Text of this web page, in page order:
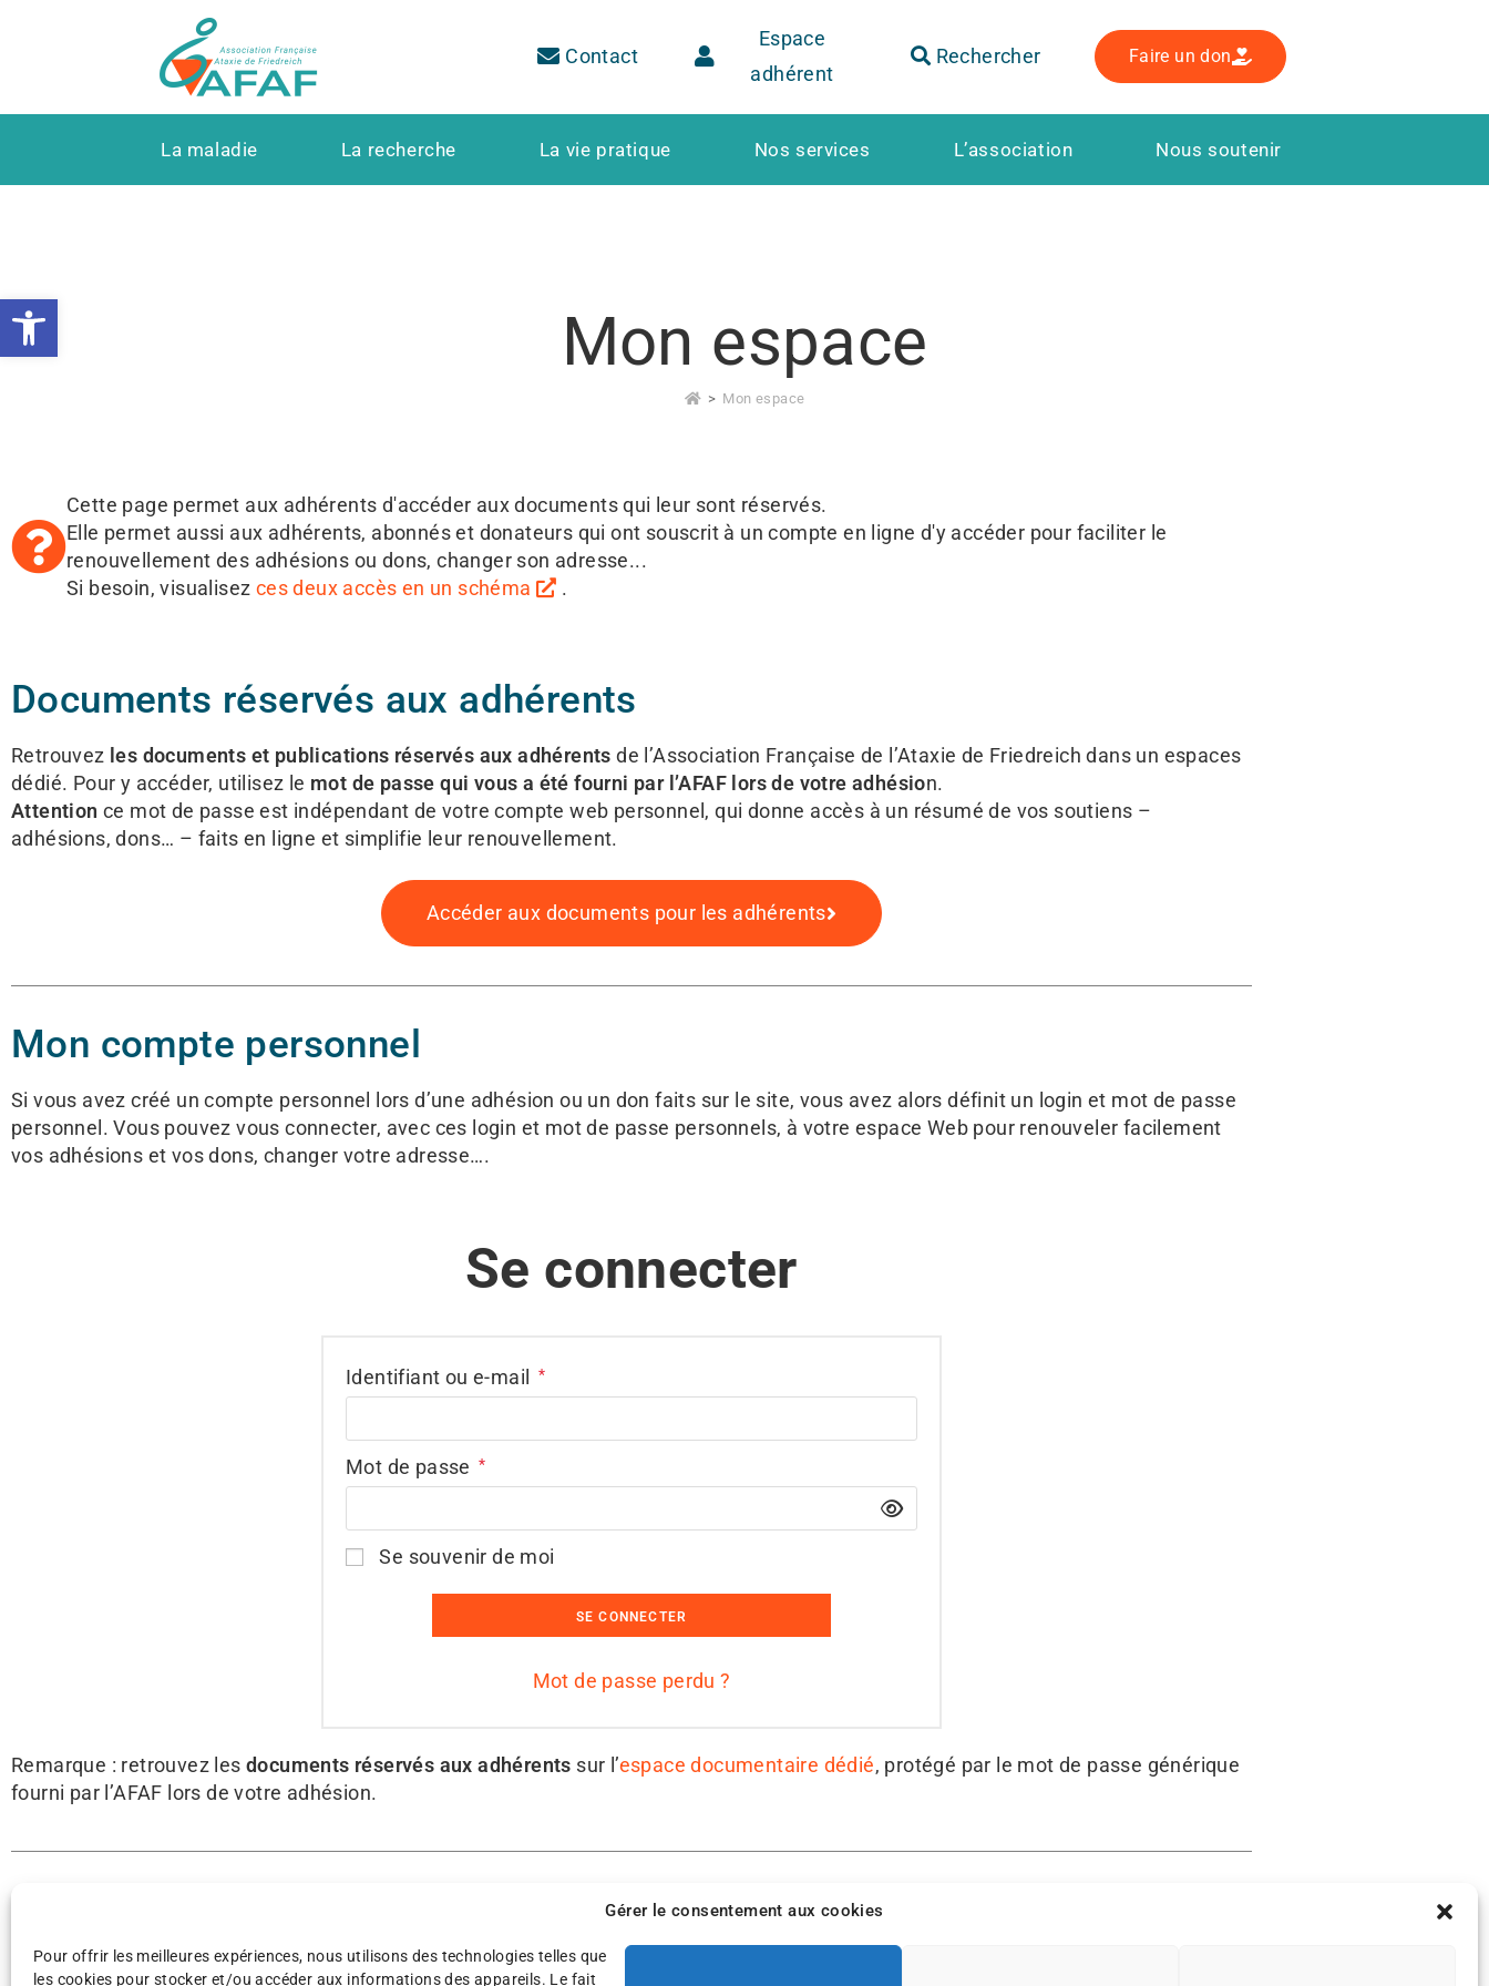
Ouvrir la barre d’outils
Gérer le consentement aux cookies
Pour offrir les meilleures expériences, nous utilisons des technologies telles que
les cookies pour stocker et/ou accéder aux informations des appareils. Le fait
Contact
Espace
adhérent
Rechercher Faire un don
La maladie La recherche La vie pratique Nos services L’association Nous soutenir
Mon espace
> Mon espace
Cette page permet aux adhérents d'accéder aux documents qui leur sont réservés.
Elle permet aussi aux adhérents, abonnés et donateurs qui ont souscrit à un compte en ligne d'y accéder pour faciliter le
renouvellement des adhésions ou dons, changer son adresse...
Si besoin, visualisez ces deux accès en un schéma .
Documents réservés aux adhérents
Retrouvez les documents et publications réservés aux adhérents de l’Association Française de l’Ataxie de Friedreich dans un espaces
dédié. Pour y accéder, utilisez le mot de passe qui vous a été fourni par l’AFAF lors de votre adhésion.
Attention ce mot de passe est indépendant de votre compte web personnel, qui donne accès à un résumé de vos soutiens –
adhésions, dons… – faits en ligne et simplifie leur renouvellement.
Accéder aux documents pour les adhérents
Mon compte personnel
Si vous avez créé un compte personnel lors d’une adhésion ou un don faits sur le site, vous avez alors définit un login et mot de passe
personnel. Vous pouvez vous connecter, avec ces login et mot de passe personnels, à votre espace Web pour renouveler facilement
vos adhésions et vos dons, changer votre adresse….
Se connecter
Identifiant ou e-mail *
Mot de passe *
A
i
v
:
Se souvenir de moi
SE CONNECTER
Mot de passe perdu ?
Remarque : retrouvez les documents réservés aux adhérents sur l’espace documentaire dédié, protégé par le mot de passe générique
fourni par l’AFAF lors de votre adhésion.
Envie de nous rejoindre ou de contribuer?